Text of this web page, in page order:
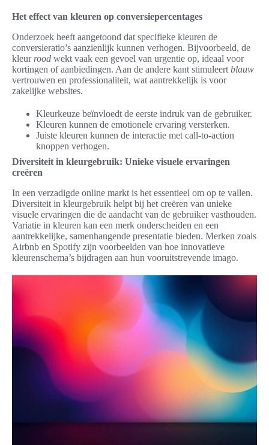
Het effect van kleuren op conversiepercentages
Onderzoek heeft aangetoond dat specifieke kleuren de
conversieratio’s aanzienlijk kunnen verhogen. Bijvoorbeeld, de
kleur rood wekt vaak een gevoel van urgentie op, ideaal voor
kortingen of aanbiedingen. Aan de andere kant stimuleert blauw
vertrouwen en professionaliteit, wat aantrekkelijk is voor
zakelijke websites.
Kleurkeuze beïnvloedt de eerste indruk van de gebruiker.
Kleuren kunnen de emotionele ervaring versterken.
Juiste kleuren kunnen de interactie met call-to-action
knoppen verhogen.
Diversiteit in kleurgebruik: Unieke visuele ervaringen
creëren
In een verzadigde online markt is het essentieel om op te vallen.
Diversiteit in kleurgebruik helpt bij het creëren van unieke
visuele ervaringen die de aandacht van de gebruiker vasthouden.
Variatie in kleuren kan een merk onderscheiden en een
aantrekkelijke, samenhangende presentatie bieden. Merken zoals
Airbnb en Spotify zijn voorbeelden van hoe innovatieve
kleurenschema’s bijdragen aan hun vooruitstrevende imago.